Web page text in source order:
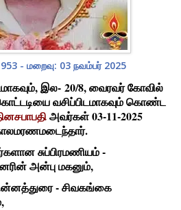
- மறைவு: 03 நவம்பர் 2025
இல- 20/8, வைரவர் கோவில்
வசிப்பிடமாகவும் கொண்ட
அவர்கள் 03-11-2025
சுப்பிரமணியம் -
அன்பு மகனும்,
- சிவகங்கை